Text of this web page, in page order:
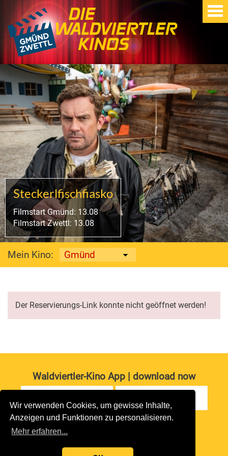
Wir verwenden Cookies, um gewisse Inhalte,
Anzeigen und Funktionen zu personalisieren.
Mehr erfahren...
Steckerlfischfiasko
Filmstart Gmünd: 13.08
Filmstart Zwettl: 13.08
Mein Kino:
Der Reservierungs-Link konnte nicht geöffnet werden!
Waldviertler-Kino App | download now
copyright 2026 waldviertler-kinos